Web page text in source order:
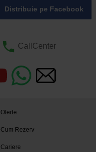
Distribuie pe Facebook
CallCenter
Oferte
Cum Rezerv
Cariere